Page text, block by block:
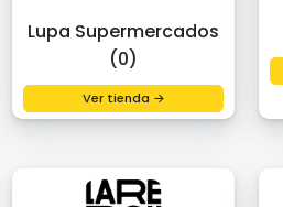
Lupa Supermercados
(0)
Ver tienda →